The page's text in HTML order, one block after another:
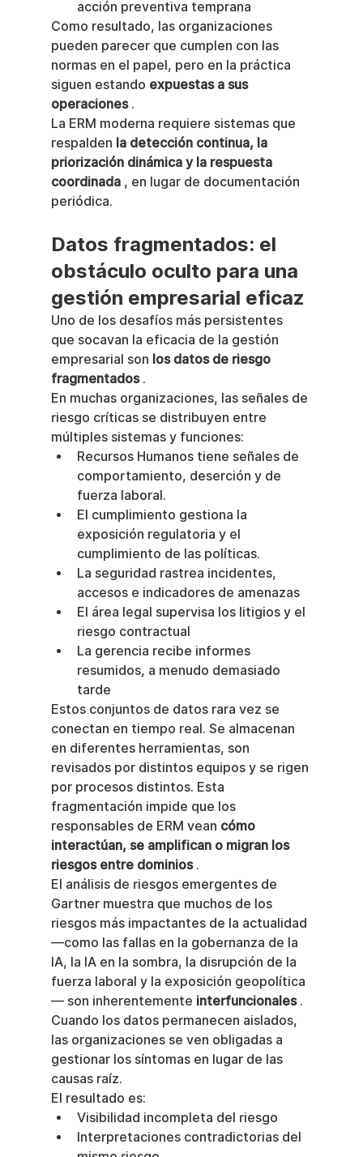
acción preventiva temprana
Como resultado, las organizaciones
pueden parecer que cumplen con las
normas en el papel, pero en la práctica
siguen estando expuestas a sus
operaciones .
La ERM moderna requiere sistemas que
respalden la detección continua, la
priorización dinámica y la respuesta
coordinada , en lugar de documentación
periódica.
Datos fragmentados: el
obstáculo oculto para una
gestión empresarial eficaz
Uno de los desafíos más persistentes
que socavan la eficacia de la gestión
empresarial son los datos de riesgo
fragmentados .
En muchas organizaciones, las señales de
riesgo críticas se distribuyen entre
múltiples sistemas y funciones:
Recursos Humanos tiene señales de
comportamiento, deserción y de
fuerza laboral.
El cumplimiento gestiona la
exposición regulatoria y el
cumplimiento de las políticas.
La seguridad rastrea incidentes,
accesos e indicadores de amenazas
El área legal supervisa los litigios y el
riesgo contractual
La gerencia recibe informes
resumidos, a menudo demasiado
tarde
Estos conjuntos de datos rara vez se
conectan en tiempo real. Se almacenan
en diferentes herramientas, son
revisados por distintos equipos y se rigen
por procesos distintos. Esta
fragmentación impide que los
responsables de ERM vean cómo
interactúan, se amplifican o migran los
riesgos entre dominios .
El análisis de riesgos emergentes de
Gartner muestra que muchos de los
riesgos más impactantes de la actualidad
—como las fallas en la gobernanza de la
IA, la IA en la sombra, la disrupción de la
fuerza laboral y la exposición geopolítica
— son inherentemente interfuncionales .
Cuando los datos permanecen aislados,
las organizaciones se ven obligadas a
gestionar los síntomas en lugar de las
causas raíz.
El resultado es:
Visibilidad incompleta del riesgo
Interpretaciones contradictorias del